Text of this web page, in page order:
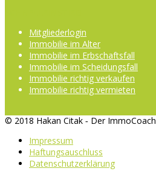
Mitgliederlogin
Immobilie im Alter
Immobilie im Erbschaftsfall
Immobilie im Scheidungsfall
Immobilie richtig verkaufen
Immobilie richtig vermieten
© 2018 Hakan Citak ‐ Der ImmoCoach
Impressum
Haftungsauschluss
Datenschutzerklärung